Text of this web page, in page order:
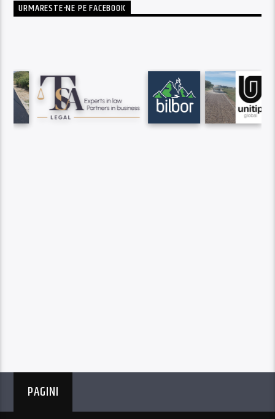
URMARESTE-NE PE FACEBOOK
PAGINI